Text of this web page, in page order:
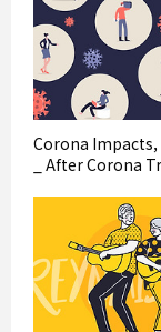
Corona Impacts,
_ After Corona